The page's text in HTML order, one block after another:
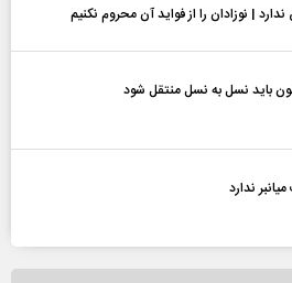
| نوزادان را از فواید آن محروم نکنیم
باید نسل به نسل منتقل شود
ندارد